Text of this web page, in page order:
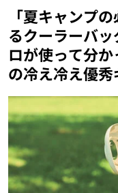
「夏キャンプ
るクーラーバ
ロが使って分
の冷え冷え優